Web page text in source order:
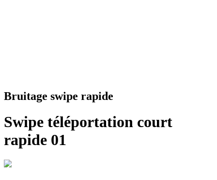
Bruitage swipe rapide
Swipe téléportation court
rapide 01